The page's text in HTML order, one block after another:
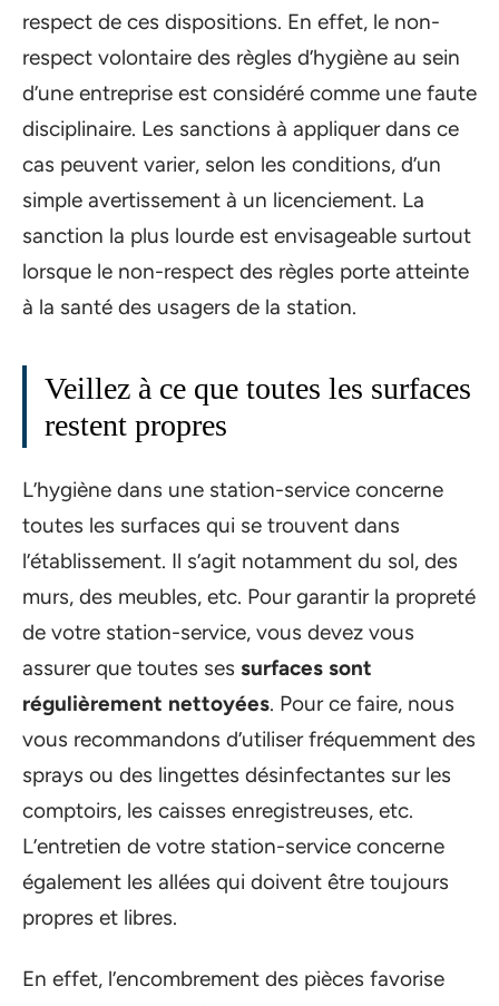
respect de ces dispositions. En effet, le non-
respect volontaire des règles d’hygiène au sein
d’une entreprise est considéré comme une faute
disciplinaire. Les sanctions à appliquer dans ce
cas peuvent varier, selon les conditions, d’un
simple avertissement à un licenciement. La
sanction la plus lourde est envisageable surtout
lorsque le non-respect des règles porte atteinte
à la santé des usagers de la station.
Veillez à ce que toutes les surfaces
restent propres
L’hygiène dans une station-service concerne
toutes les surfaces qui se trouvent dans
l’établissement. Il s’agit notamment du sol, des
murs, des meubles, etc. Pour garantir la propreté
de votre station-service, vous devez vous
assurer que toutes ses surfaces sont
régulièrement nettoyées. Pour ce faire, nous
vous recommandons d’utiliser fréquemment des
sprays ou des lingettes désinfectantes sur les
comptoirs, les caisses enregistreuses, etc.
L’entretien de votre station-service concerne
également les allées qui doivent être toujours
propres et libres.
En effet, l’encombrement des pièces favorise